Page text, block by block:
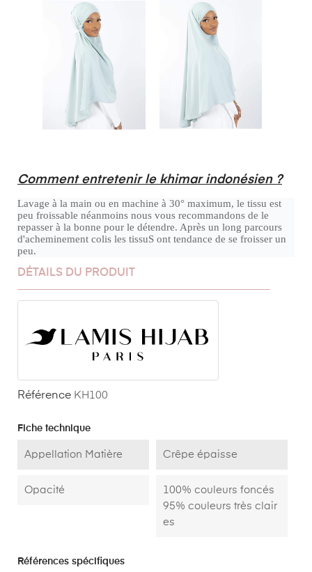
Comment entretenir le khimar indonésien ?
Lavage à la main ou en machine à 30° maximum, le tissu est
peu froissable néanmoins nous vous recommandons de le
repasser à la bonne pour le détendre. Après un long parcours
d'acheminement colis les tissuS ont tendance de se froisser un
peu.
DÉTAILS DU PRODUIT
Référence KH100
Fiche technique
Appellation Matière Crêpe épaisse
Opacité
100% couleurs foncés
95% couleurs très clair
es
Références spécifiques